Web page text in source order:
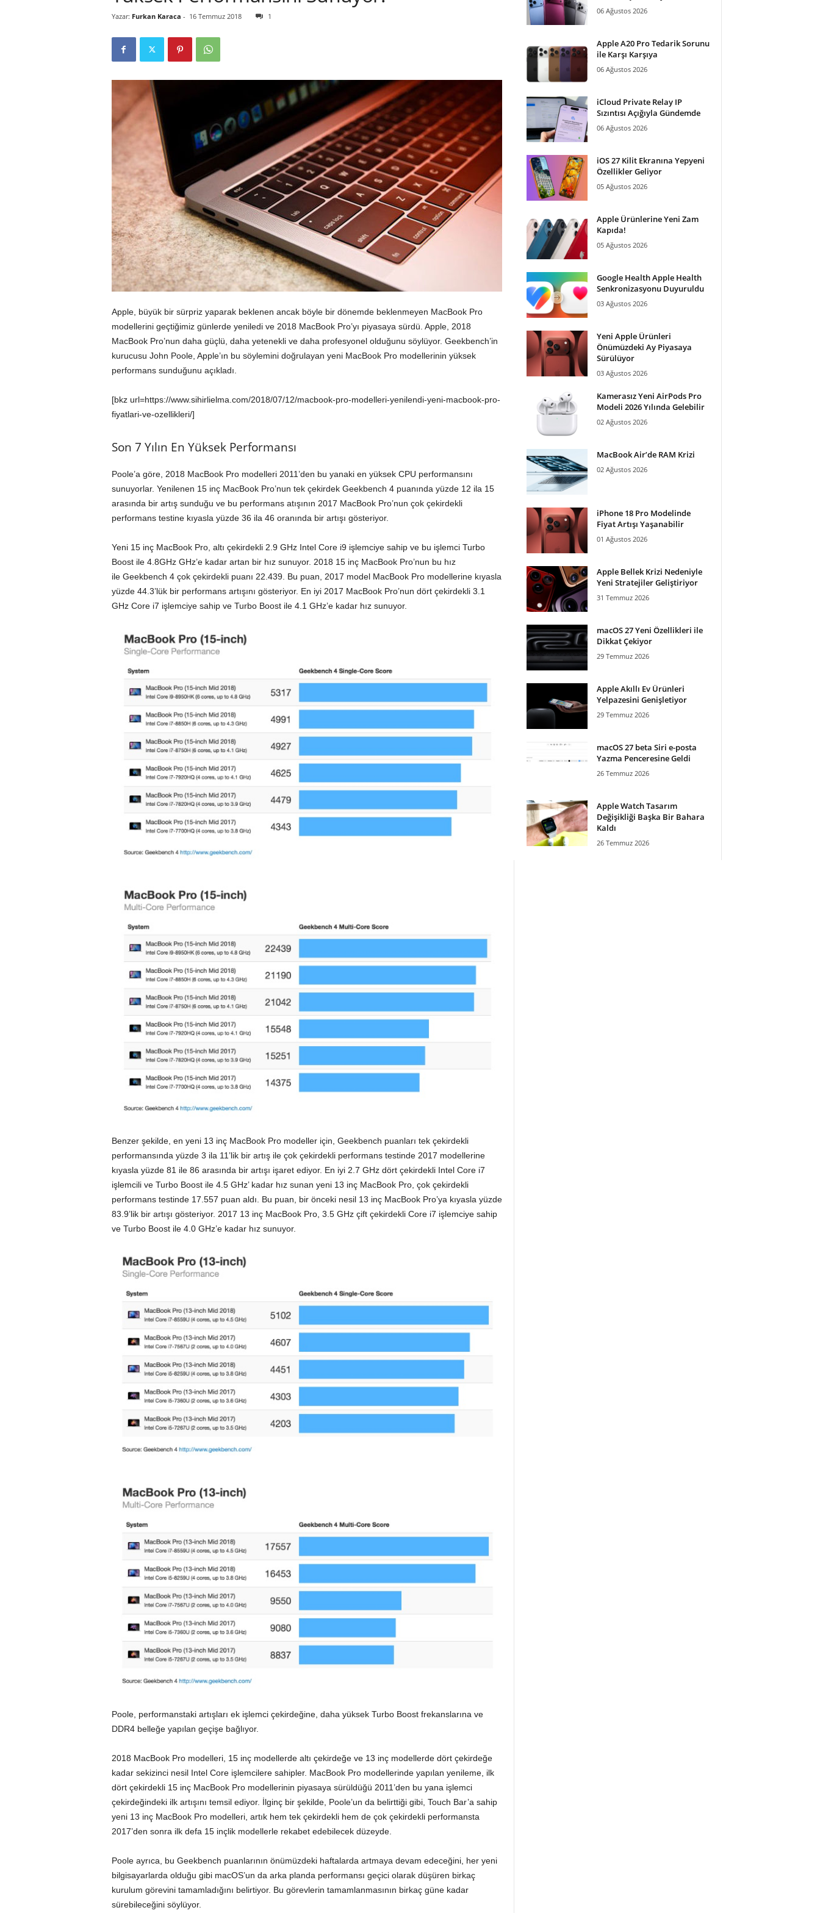
i
l
a
Yazar: Furkan Karaca - 16 Temmuz 2018 1
Apple, büyük bir sürpriz yaparak beklenen ancak böyle bir dönemde beklenmeyen MacBook Pro
modellerini geçtiğimiz günlerde yeniledi ve 2018 MacBook Pro’yı piyasaya sürdü. Apple, 2018
MacBook Pro’nun daha güçlü, daha yetenekli ve daha profesyonel olduğunu söylüyor. Geekbench’in
kurucusu John Poole, Apple’ın bu söylemini doğrulayan yeni MacBook Pro modellerinin yüksek
performans sunduğunu açıkladı.
[bkz url=https://www.sihirlielma.com/2018/07/12/macbook-pro-modelleri-yenilendi-yeni-macbook-pro-
fiyatlari-ve-ozellikleri/]
Son 7 Yılın En Yüksek Performansı
Poole’a göre, 2018 MacBook Pro modelleri 2011’den bu yanaki en yüksek CPU performansını
sunuyorlar. Yenilenen 15 inç MacBook Pro’nun tek çekirdek Geekbench 4 puanında yüzde 12 ila 15
arasında bir artış sunduğu ve bu performans atışının 2017 MacBook Pro’nun çok çekirdekli
performans testine kıyasla yüzde 36 ila 46 oranında bir artışı gösteriyor.
Yeni 15 inç MacBook Pro, altı çekirdekli 2.9 GHz Intel Core i9 işlemciye sahip ve bu işlemci Turbo
Boost ile 4.8GHz GHz’e kadar artan bir hız sunuyor. 2018 15 inç MacBook Pro’nun bu hız
ile Geekbench 4 çok çekirdekli puanı 22.439. Bu puan, 2017 model MacBook Pro modellerine kıyasla
yüzde 44.3’lük bir performans artışını gösteriyor. En iyi 2017 MacBook Pro’nun dört çekirdekli 3.1
GHz Core i7 işlemciye sahip ve Turbo Boost ile 4.1 GHz’e kadar hız sunuyor.
Benzer şekilde, en yeni 13 inç MacBook Pro modeller için, Geekbench puanları tek çekirdekli
performansında yüzde 3 ila 11’lik bir artış ile çok çekirdekli performans testinde 2017 modellerine
kıyasla yüzde 81 ile 86 arasında bir artışı işaret ediyor. En iyi 2.7 GHz dört çekirdekli Intel Core i7
işlemcili ve Turbo Boost ile 4.5 GHz’ kadar hız sunan yeni 13 inç MacBook Pro, çok çekirdekli
performans testinde 17.557 puan aldı. Bu puan, bir önceki nesil 13 inç MacBook Pro’ya kıyasla yüzde
83.9’lik bir artışı gösteriyor. 2017 13 inç MacBook Pro, 3.5 GHz çift çekirdekli Core i7 işlemciye sahip
ve Turbo Boost ile 4.0 GHz’e kadar hız sunuyor.
Poole, performanstaki artışları ek işlemci çekirdeğine, daha yüksek Turbo Boost frekanslarına ve
DDR4 belleğe yapılan geçişe bağlıyor.
2018 MacBook Pro modelleri, 15 inç modellerde altı çekirdeğe ve 13 inç modellerde dört çekirdeğe
kadar sekizinci nesil Intel Core işlemcilere sahipler. MacBook Pro modellerinde yapılan yenileme, ilk
dört çekirdekli 15 inç MacBook Pro modellerinin piyasaya sürüldüğü 2011’den bu yana işlemci
çekirdeğindeki ilk artışını temsil ediyor. İlginç bir şekilde, Poole’un da belirttiği gibi, Touch Bar’a sahip
yeni 13 inç MacBook Pro modelleri, artık hem tek çekirdekli hem de çok çekirdekli performansta
2017’den sonra ilk defa 15 inçlik modellerle rekabet edebilecek düzeyde.
Poole ayrıca, bu Geekbench puanlarının önümüzdeki haftalarda artmaya devam edeceğini, her yeni
bilgisayarlarda olduğu gibi macOS’un da arka planda performansı geçici olarak düşüren birkaç
kurulum görevini tamamladığını belirtiyor. Bu görevlerin tamamlanmasının birkaç güne kadar
sürebileceğini söylüyor.
06 Ağustos 2026
Apple A20 Pro Tedarik Sorunu
ile Karşı Karşıya
06 Ağustos 2026
iCloud Private Relay IP
Sızıntısı Açığıyla Gündemde
06 Ağustos 2026
iOS 27 Kilit Ekranına Yepyeni
Özellikler Geliyor
05 Ağustos 2026
Apple Ürünlerine Yeni Zam
Kapıda!
05 Ağustos 2026
Google Health Apple Health
Senkronizasyonu Duyuruldu
03 Ağustos 2026
Yeni Apple Ürünleri
Önümüzdeki Ay Piyasaya
Sürülüyor
03 Ağustos 2026
Kamerasız Yeni AirPods Pro
Modeli 2026 Yılında Gelebilir
02 Ağustos 2026
MacBook Air’de RAM Krizi
02 Ağustos 2026
iPhone 18 Pro Modelinde
Fiyat Artışı Yaşanabilir
01 Ağustos 2026
Apple Bellek Krizi Nedeniyle
Yeni Stratejiler Geliştiriyor
31 Temmuz 2026
macOS 27 Yeni Özellikleri ile
Dikkat Çekiyor
29 Temmuz 2026
Apple Akıllı Ev Ürünleri
Yelpazesini Genişletiyor
29 Temmuz 2026
macOS 27 beta Siri e-posta
Yazma Penceresine Geldi
26 Temmuz 2026
Apple Watch Tasarım
Değişikliği Başka Bir Bahara
Kaldı
26 Temmuz 2026